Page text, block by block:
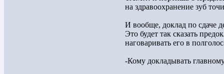
на здравоохранение зуб
И вообще, доклад по сдаче
Это будет так сказать
наговаривать его в
-Кому докладывать